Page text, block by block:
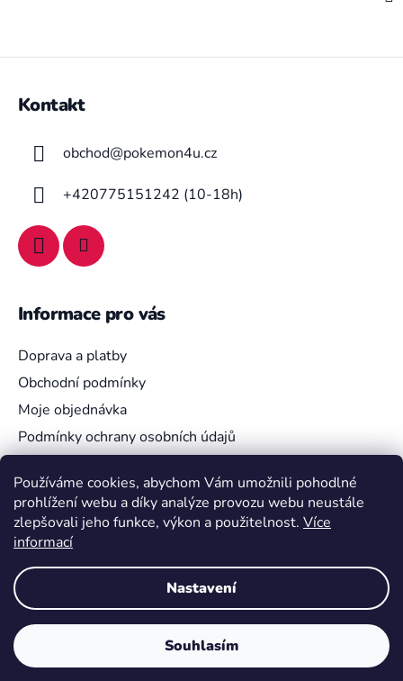
Používáme cookies, abychom Vám umožnili pohodlné
prohlížení webu a díky analýze provozu webu neustále
zlepšovali jeho funkce, výkon a použitelnost. Více
informací
Nastavení
Souhlasím
Kontakt
obchod@pokemon4u.cz
+420775151242 (10-18h)
Informace pro vás
Doprava a platby
Obchodní podmínky
Moje objednávka
Podmínky ochrany osobních údajů
Vyhledávání
HLEDAT
Vytvořil Shoptet
Copyright 2026Pokemon4U. Všechna práva vyhrazena.